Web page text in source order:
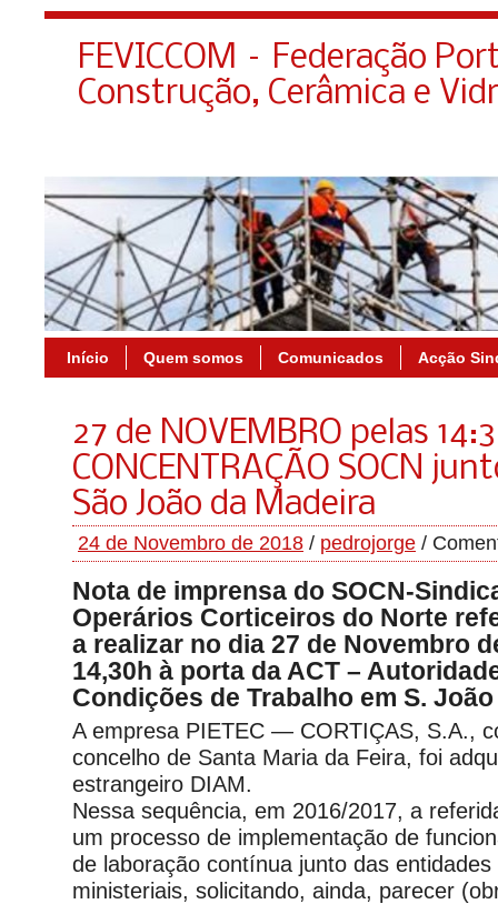
FEVICCOM – Federação
Construção, Cerâmica e
Início Quem somos Comunicados Acção
27 de NOVEMBRO pelas
CONCENTRAÇÃO SOCN
São João da Madeira
24 de Novembro de 2018 / pedrojorge /
Nota de imprensa do SOCN-
Operários Corticeiros do Norte
a realizar no dia 27 de Novembro
14,30h à porta da ACT –
Condições de Trabalho em S.
A empresa PIETEC — CORTIÇAS, S.A.,
concelho de Santa Maria da Feira, foi
estrangeiro DIAM.
Nessa sequência, em 2016/2017, a
um processo de implementação de
de laboração contínua junto das
ministeriais, solicitando, ainda, parecer